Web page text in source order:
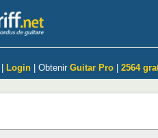
Login | Obtenir Guitar Pro 2564